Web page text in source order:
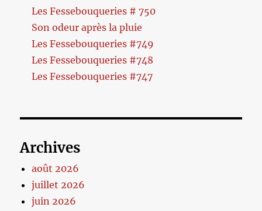
Les Fessebouqueries # 750
Son odeur après la pluie
Les Fessebouqueries #749
Les Fessebouqueries #748
Les Fessebouqueries #747
Archives
août 2026
juillet 2026
juin 2026